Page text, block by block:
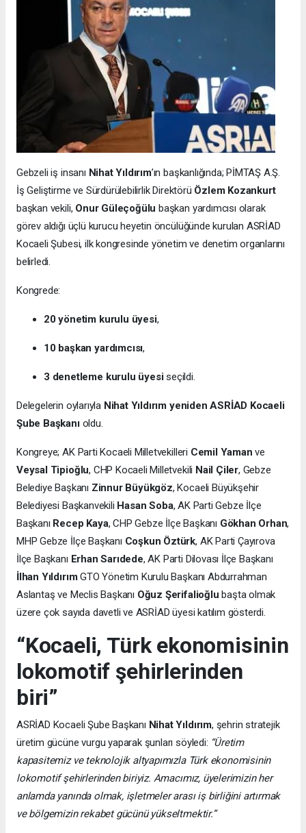
Gebzeli iş insanı Nihat Yıldırım’ın başkanlığında; PİMTAŞ A.Ş.
İş Geliştirme ve Sürdürülebilirlik Direktörü Özlem Kozankurt
başkan vekili, Onur Güleçoğülu başkan yardımcısı olarak
görev aldığı üçlü kurucu heyetin öncülüğünde kurulan ASRİAD
Kocaeli Şubesi, ilk kongresinde yönetim ve denetim organlarını
belirledi.
Kongrede:
20 yönetim kurulu üyesi,
10 başkan yardımcısı,
3 denetleme kurulu üyesiseçildi.
Delegelerin oylarıyla Nihat Yıldırım yeniden ASRİAD Kocaeli
Şube Başkanıoldu.
Kongreye; AK Parti Kocaeli Milletvekilleri Cemil Yaman ve
Veysal Tipioğlu, CHP Kocaeli Milletvekili Nail Çiler, Gebze
Belediye Başkanı Zinnur Büyükgöz, Kocaeli Büyükşehir
Belediyesi Başkanvekili Hasan Soba, AK Parti Gebze İlçe
Başkanı Recep Kaya, CHP Gebze İlçe Başkanı Gökhan Orhan,
MHP Gebze İlçe Başkanı Coşkun Öztürk, AK Parti Çayırova
İlçe Başkanı Erhan Sarıdede, AK Parti Dilovası İlçe Başkanı
İlhan YıldırımGTO Yönetim Kurulu Başkanı Abdurrahman
Aslantaş ve Meclis Başkanı Oğuz Şerifalioğlu başta olmak
üzere çok sayıda davetli ve ASRİAD üyesi katılım gösterdi.
“Kocaeli, Türk ekonomisinin
lokomotif şehirlerinden
biri”
ASRİAD Kocaeli Şube Başkanı Nihat Yıldırım, şehrin stratejik
üretim gücüne vurgu yaparak şunları söyledi: “Üretim
kapasitemiz ve teknolojik altyapımızla Türk ekonomisinin
lokomotif şehirlerinden biriyiz. Amacımız, üyelerimizin her
anlamda yanında olmak, işletmeler arası iş birliğini artırmak
ve bölgemizin rekabet gücünü yükseltmektir.”